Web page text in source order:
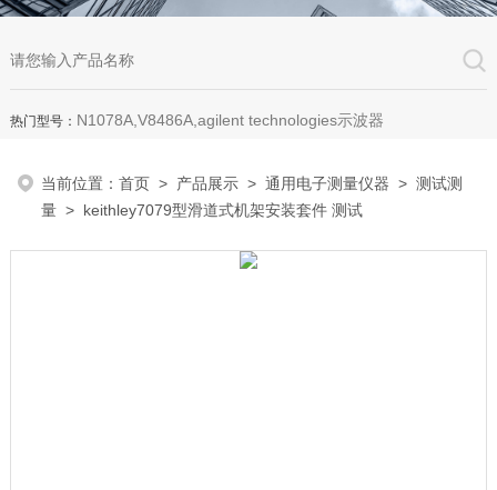
热门型号： N1078A,V8486A,agilent technologies示波器
当前位置：首页 > 产品展示 >通用电子测量仪器 >测试测
量 > keithley7079型滑道式机架安装套件 测试